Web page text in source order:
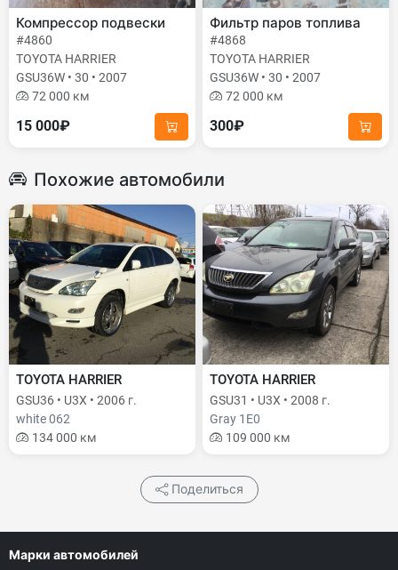
Компрессор подвески
#4860
TOYOTA HARRIER
GSU36W • 30 • 2007
72 000 км
15 000₽
Фильтр паров топлива
#4868
TOYOTA HARRIER
GSU36W • 30 • 2007
72 000 км
300₽
Похожие автомобили
TOYOTA HARRIER
GSU36 • U3X • 2006 г.
white 062
134 000 км
TOYOTA HARRIER
GSU31 • U3X • 2008 г.
Gray 1E0
109 000 км
Поделиться
Марки автомобилей